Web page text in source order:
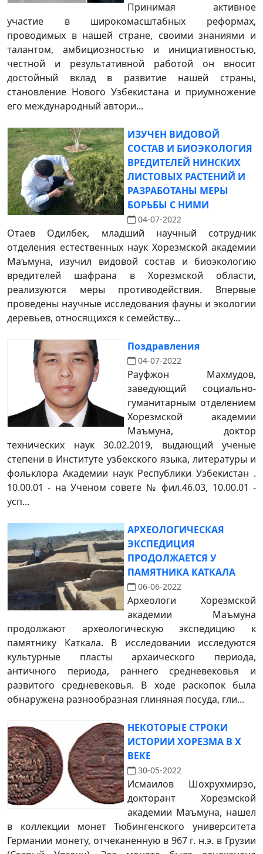
Принимая активное
участие в широкомасштабных реформах,
проводимых в нашей стране, своими знаниями и
талантом, амбициозностью и инициативностью,
честной и результативной работой он вносит
достойный вклад в развитие нашей страны,
становление Нового Узбекистана и приумножение
его международный автори...
ИЗУЧЕН ВИДОВОЙ
СОСТАВ И БИОЭКОЛОГИЯ
ВРЕДИТЕЛЕЙ НИНСКИХ
ЛИСТОВЫХ РАСТЕНИЙ И
РАЗРАБОТАНЫ МЕРЫ
БОРЬБЫ С НИМИ
04-07-2022
Отаев Одилбек, младший научный сотрудник
отделения естественных наук Хорезмской академии
Маъмуна, изучил видовой состав и биоэкологию
вредителей шафрана в Хорезмской области,
реализуются меры противодействия. Впервые
проведены научные исследования фауны и экологии
деревьев, относящихся к семейству...
Поздравления
04-07-2022
Рауфжон Махмудов,
заведующий социально-
гуманитарным отделением
Хорезмской академии
Маъмуна, доктор
технических наук 30.02.2019, выдающий ученые
степени в Институте узбекского языка, литературы и
фольклора Академии наук Республики Узбекистан .
10.00.01 - на Ученом совете № фил.46.03, 10.00.01 -
усп...
АРХЕОЛОГИЧЕСКАЯ
ЭКСПЕДИЦИЯ
ПРОДОЛЖАЕТСЯ У
ПАМЯТНИКА КАТКАЛА
06-06-2022
Археологи Хорезмской
академии Маъмуна
продолжают археологическую экспедицию к
памятнику Каткала. В исследовании исследуются
культурные пласты архаического периода,
античного периода, раннего средневековья и
развитого средневековья. В ходе раскопок была
обнаружена разнообразная глиняная посуда, гли...
НЕКОТОРЫЕ СТРОКИ
ИСТОРИИ ХОРЕЗМА В X
ВЕКЕ
30-05-2022
Исмаилов Шохрухмирзо,
докторант Хорезмской
академии Маъмуна, нашел
в коллекции монет Тюбингенского университета
Германии монету, отчеканенную в 967 г. н.э. в Грузии